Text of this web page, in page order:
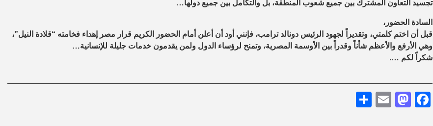
تجسيد التعاون المشترك بين جميع شعوب المنطقة، بل والتكامل بين جميع دولها…
السادة الحضور،
قبل أن اختم كلمتي، وتقديراً لجهود الرئيس دونالد ترامب، فإنني أود أن أعلن أمام الحضور الكريم قرار مصر إهداء فخامته “قلادة النيل”،
وهي الأرفع والأعظم شأناً وقدراً بين الأوسمة المصرية، وتمنح لرؤساء الدول ولمن يقدمون خدمات جليلة للإنسانية…
شكراً لكم ….
Facebook
Mastodon
Email